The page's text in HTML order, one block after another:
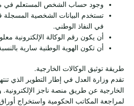
وجود حساب الشخص المستعلم في
تستخدم البيانات الشخصية
في النفاذ الوطني.
أن يكون رقم الوكالة الإلكترونية
أن تكون الهوية الوطنية سارية
طريقة توثيق الوكالات الخارجية.
تقدم وزارة العدل في إطار التطوير الذي
الخارجية عن طريق منصة ناجز
لمراجعة المكاتب الحكومية واستخراج أوراق